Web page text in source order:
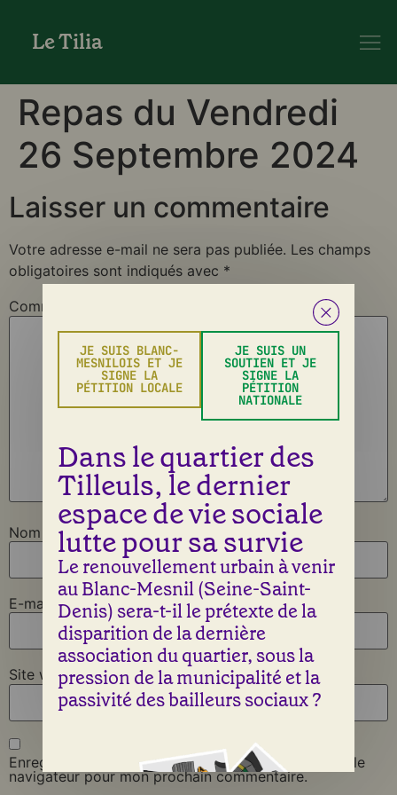
Le Tilia
Repas du Vendredi
26 Septembre 2024
Laisser un commentaire
Votre adresse e-mail ne sera pas publiée. Les champs
obligatoires sont indiqués avec *
Commentaire
Nom
E-mail *
Site web
Enregistrer mon nom, mon e-mail et mon site dans le
navigateur pour mon prochain commentaire.
JE SUIS BLANC-
MESNILOIS ET JE
SIGNE LA
PÉTITION LOCALE
JE SUIS UN
SOUTIEN ET JE
SIGNE LA
PÉTITION
NATIONALE
Dans le quartier des
Tilleuls, le dernier
espace de vie sociale
lutte pour sa survie
Le renouvellement urbain à venir
au Blanc-Mesnil (Seine-Saint-
Denis) sera-t-il le prétexte de la
disparition de la dernière
association du quartier, sous la
pression de la municipalité et la
passivité des bailleurs sociaux ?